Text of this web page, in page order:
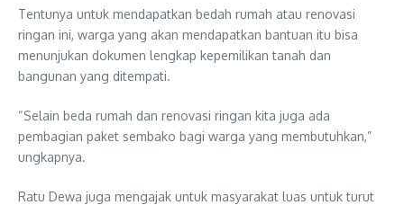
Tentunya untuk mendapatkan bedah rumah atau renovasi
ringan ini, warga yang akan mendapatkan bantuan itu bisa
menunjukan dokumen lengkap kepemilikan tanah dan
bangunan yang ditempati.
“Selain beda rumah dan renovasi ringan kita juga ada
pembagian paket sembako bagi warga yang membutuhkan,”
ungkapnya.
Ratu Dewa juga mengajak untuk masyarakat luas untuk turut